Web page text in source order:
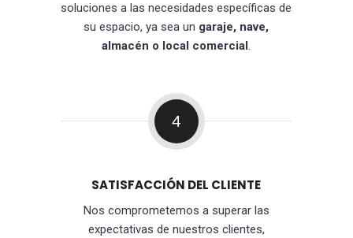
soluciones a las necesidades específicas de
su espacio, ya sea un garaje, nave,
almacén o local comercial.
4
SATISFACCIÓN DEL CLIENTE
Nos comprometemos a superar las
expectativas de nuestros clientes,